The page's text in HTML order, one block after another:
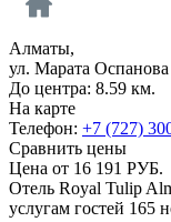
Алматы,
ул. Марата
До центра: 8.59 км.
На карте
Телефон: +7 (727)
Сравнить цены
Цена от 16 191 РУБ.
Отель Royal Tulip
услугам гостей 165